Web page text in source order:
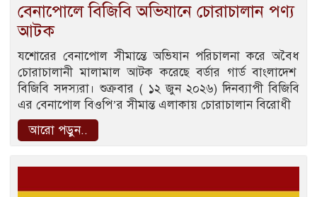
বেনাপোলে বিজিবি অভিযানে চোরাচালান পণ্য
আটক
যশোরের বেনাপোল সীমান্তে অভিযান পরিচালনা করে অবৈধ
চোরাচালানী মালামাল আটক করেছে বর্ডার গার্ড বাংলাদেশ
বিজিবি সদস্যরা। শুক্রবার ( ১২ জুন ২০২৬) দিনব্যাপী বিজিবি
এর বেনাপোল বিওপি’র সীমান্ত এলাকায় চোরাচালান বিরোধী
আরো পড়ুন..